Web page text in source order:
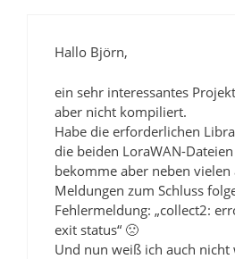
Hallo Björn,
ein sehr interessantes
aber nicht kompiliert.
Habe die erforderlichen
die beiden LoraWAN-
bekomme aber neben vielen
Meldungen zum Schluss
Fehlermeldung: „collect2:
exit status“ 🙁
Und nun weiß ich auch